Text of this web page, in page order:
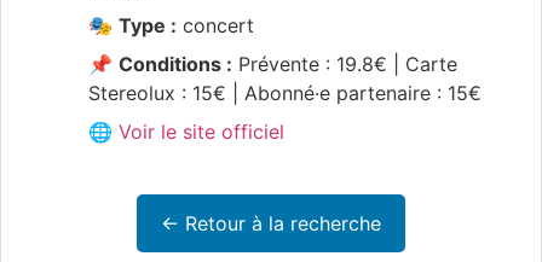
🎭 Type : concert
📌 Conditions : Prévente : 19.8€ | Carte
Stereolux : 15€ | Abonné·e partenaire : 15€
🌐 Voir le site officiel
← Retour à la recherche